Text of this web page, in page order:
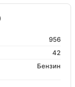
956
42
Бензин